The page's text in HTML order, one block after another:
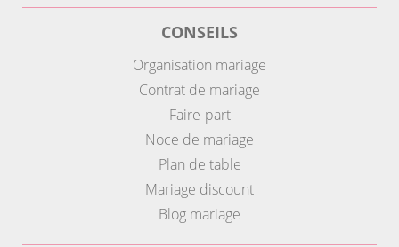
CONSEILS
Organisation mariage
Contrat de mariage
Faire-part
Noce de mariage
Plan de table
Mariage discount
Blog mariage